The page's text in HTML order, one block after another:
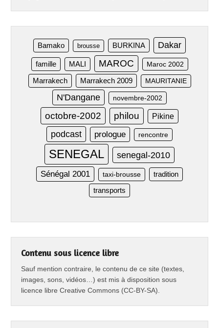
Bamako brousse BURKINA Dakar
famille MALI MAROC Maroc 2002
Marrakech Marrakech 2009 MAURITANIE
N'Dangane novembre-2002
octobre-2002 philou Pikine
podcast prologue rencontre
SENEGAL senegal-2010
Sénégal 2001 taxi-brousse tradition
transports
Contenu sous licence libre
Sauf mention contraire, le contenu de ce site (textes,
images, sons, vidéos…) est mis à disposition sous
licence libre Creative Commons (CC-BY-SA).